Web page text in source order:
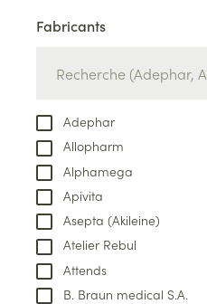
Fabricants
Adephar
Allopharm
Alphamega
Apivita
Asepta (Akileine)
Atelier Rebul
Attends
B. Braun medical S.A.